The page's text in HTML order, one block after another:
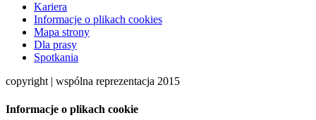
Kariera
Informacje o plikach cookies
Mapa strony
Dla prasy
Spotkania
copyright | wspólna reprezentacja 2015
Informacje o plikach cookie